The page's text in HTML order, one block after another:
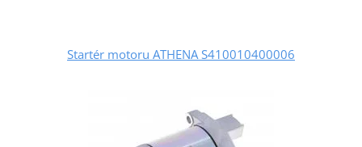
Startér motoru ATHENA S410010400006